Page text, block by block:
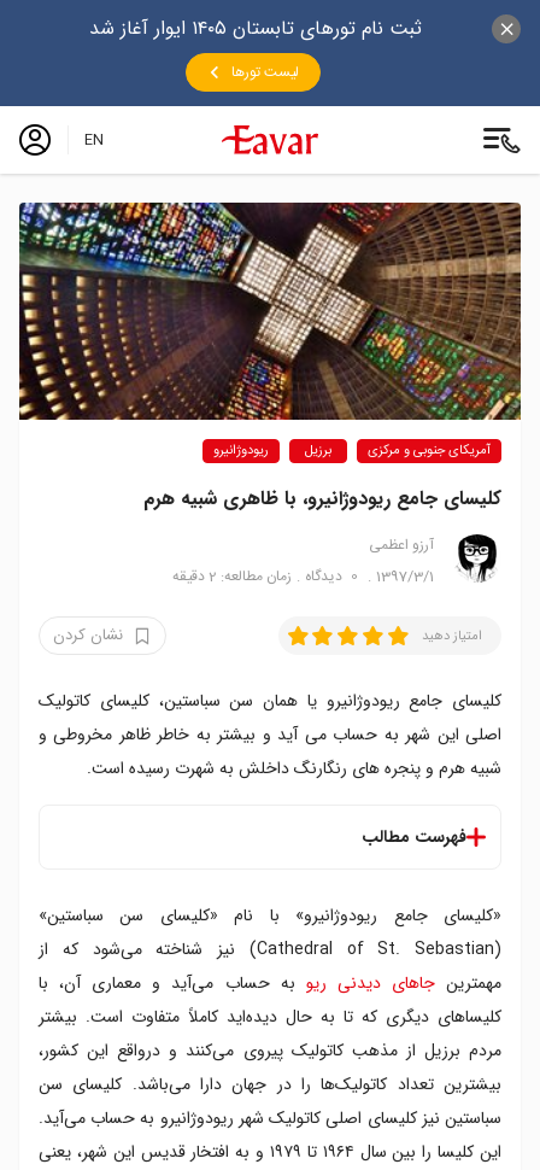
ثبت نام تورهای تابستان ۱۴۰۵ ایوار آغاز شد
لیست تورها
EN
آمریکای جنوبی و مرکزی برزیل ریودوژانیرو
کلیسای جامع ریودوژانیرو، با ظاهری شبیه هرم
آرزو اعظمی
1397/3/1
0 دیدگاه زمان مطالعه: 2 دقیقه
امتیاز دهید نشان کردن
کلیسای جامع ریودوژانیرو یا همان سن سباستین، کلیسای کاتولیک
اصلی این شهر به حساب می آید و بیشتر به خاطر ظاهر مخروطی و
شبیه هرم و پنجره های رنگارنگ داخلش به شهرت رسیده است.
فهرست مطالب
«کلیسای جامع ریودوژانیرو» با نام «کلیسای سن سباستین»
(Cathedral of St. Sebastian) نیز شناخته می‌شود که از
مهمترینجاهای دیدنی ریو به حساب می‌آید و معماری آن، با
کلیساهای دیگری که تا به حال دیده‌اید کاملاً متفاوت است. بیشتر
مردم برزیل از مذهب کاتولیک پیروی می‌کنند و درواقع این کشور،
بیشترین تعداد کاتولیک‌ها را در جهان دارا می‌باشد. کلیسای سن
سباستین نیز کلیسای اصلی کاتولیک شهر ریودوژانیرو به حساب می‌آید.
این کلیسا را بین سال ۱۹۶۴ تا ۱۹۷۹ و به افتخار قدیس این شهر، یعنی